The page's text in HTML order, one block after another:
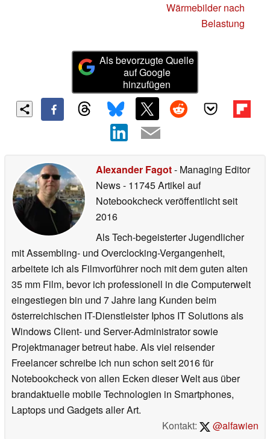
Wärmebilder nach
Belastung
Als bevorzugte Quelle
auf Google
hinzufügen
Alexander Fagot- Managing Editor
News- 11745 Artikel auf
Notebookcheck veröffentlichtseit
2016
Als Tech-begeisterter Jugendlicher
mit Assembling- und Overclocking-Vergangenheit,
arbeitete ich als Filmvorführer noch mit dem guten alten
35 mm Film, bevor ich professionell in die Computerwelt
eingestiegen bin und 7 Jahre lang Kunden beim
österreichischen IT-Dienstleister Iphos IT Solutions als
Windows Client- und Server-Administrator sowie
Projektmanager betreut habe. Als viel reisender
Freelancer schreibe ich nun schon seit 2016 für
Notebookcheck von allen Ecken dieser Welt aus über
brandaktuelle mobile Technologien in Smartphones,
Laptops und Gadgets aller Art.
Kontakt:
@alfawien